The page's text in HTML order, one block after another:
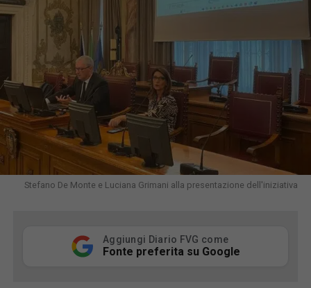
Stefano De Monte e Luciana Grimani alla presentazione dell'iniziativa
Aggiungi Diario FVG come
Fonte preferita su Google